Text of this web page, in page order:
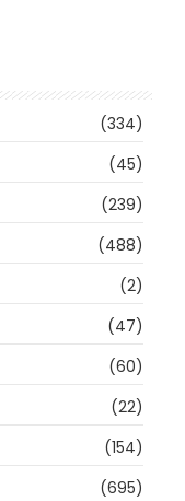
(334)
(45)
(239)
(488)
(2)
(47)
(60)
(22)
(154)
(695)